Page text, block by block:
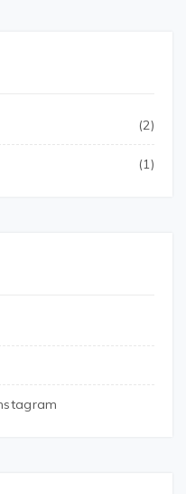
(2)
(1)